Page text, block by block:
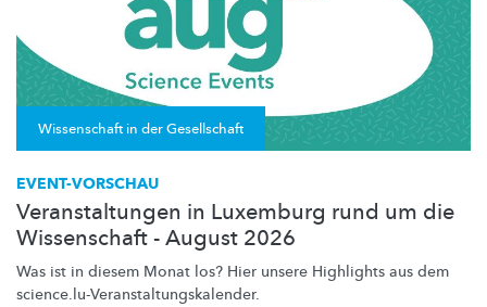
Wissenschaft in der Gesellschaft
EVENT-VORSCHAU
Veranstaltungen in Luxemburg rund um die
Wissenschaft - August 2026
Was ist in diesem Monat los? Hier unsere Highlights aus dem
science.lu-Veranstaltungskalender.